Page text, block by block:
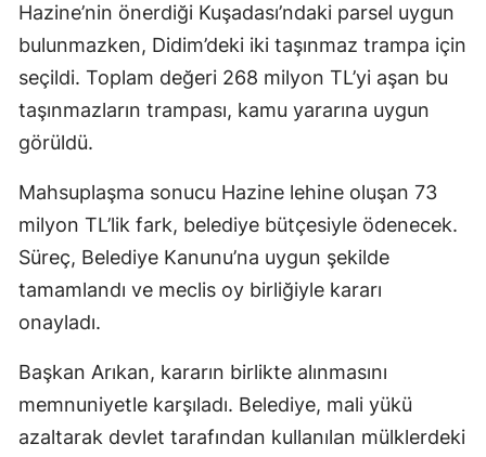
Hazine’nin önerdiği Kuşadası’ndaki parsel uygun
bulunmazken, Didim’deki iki taşınmaz trampa için
seçildi. Toplam değeri 268 milyon TL’yi aşan bu
taşınmazların trampası, kamu yararına uygun
görüldü.
Mahsuplaşma sonucu Hazine lehine oluşan 73
milyon TL’lik fark, belediye bütçesiyle ödenecek.
Süreç, Belediye Kanunu’na uygun şekilde
tamamlandı ve meclis oy birliğiyle kararı
onayladı.
Başkan Arıkan, kararın birlikte alınmasını
memnuniyetle karşıladı. Belediye, mali yükü
azaltarak devlet tarafından kullanılan mülklerdeki